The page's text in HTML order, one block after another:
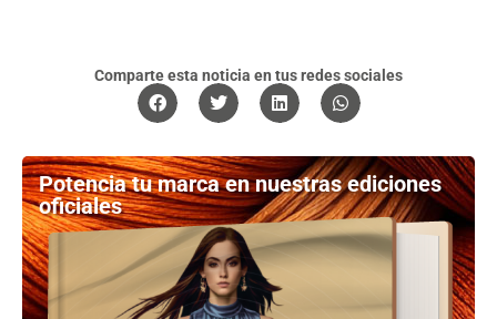
Comparte esta noticia en tus redes sociales
Potencia tu marca en nuestras ediciones
oficiales